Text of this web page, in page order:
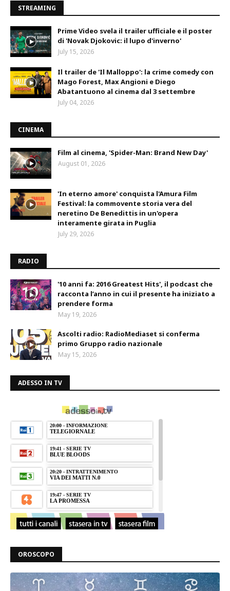
STREAMING
Prime Video svela il trailer ufficiale e il poster
di 'Novak Djokovic: il lupo d'inverno'
July 15, 2026
Il trailer de 'Il Malloppo': la crime comedy con
Mago Forest, Max Angioni e Diego
Abatantuono al cinema dal 3 settembre
July 04, 2026
CINEMA
Film al cinema, 'Spider-Man: Brand New Day'
August 01, 2026
'In eterno amore' conquista l'Amura Film
Festival: la commovente storia vera del
neretino De Benedittis in un'opera
interamente girata in Puglia
July 29, 2026
RADIO
'10 anni fa: 2016 Greatest Hits', il podcast che
racconta l’anno in cui il presente ha iniziato a
prendere forma
May 19, 2026
Ascolti radio: RadioMediaset si conferma
primo Gruppo radio nazionale
May 15, 2026
ADESSO IN TV
OROSCOPO